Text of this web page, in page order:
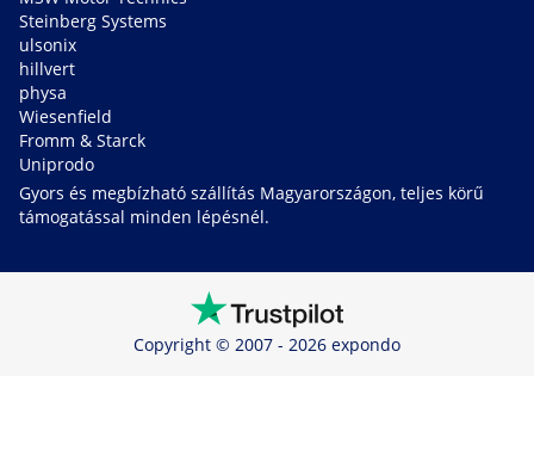
Steinberg Systems
ulsonix
hillvert
physa
Wiesenfield
Fromm & Starck
Uniprodo
Gyors és megbízható szállítás Magyarországon, teljes körű
támogatással minden lépésnél.
Copyright © 2007 - 2026 expondo